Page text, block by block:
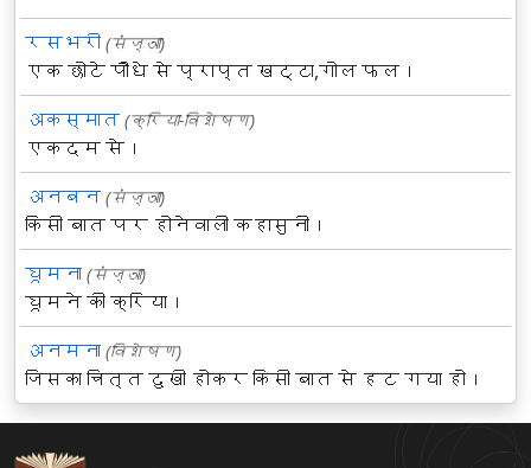
रसभरी (संज्ञा)
एक छोटे पौधे से प्राप्त खट्टा,गोल फल।
अकस्मात (क्रिया-विशेषण)
एकदम से।
अनबन (संज्ञा)
किसी बात पर होनेवाली कहासुनी।
घूमना (संज्ञा)
घूमने की क्रिया।
अनमना (विशेषण)
जिसका चित्त दुखी होकर किसी बात से हट गया हो।